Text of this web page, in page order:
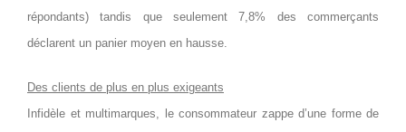
répondants) tandis que seulement 7,8% des commerçants
déclarent un panier moyen en hausse.
Des clients de plus en plus exigeants
Infidèle et multimarques, le consommateur zappe d’une forme de